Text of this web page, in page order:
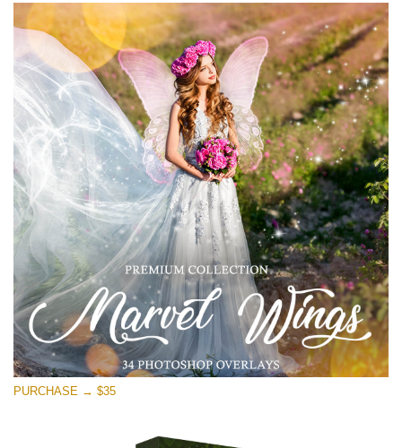
Sunlight Collection
(290 Overlays)
Large 6000*4000px
Entire Collection
(1783 Overlays)
Large 6000*4000px
無料ダウンロード
PURCHASE → $35